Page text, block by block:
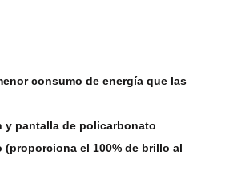
consumo de energía que las
y pantalla de policarbonato
el 100% de brillo al